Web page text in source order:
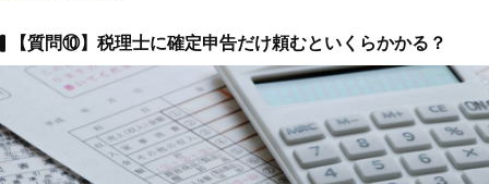
【質問⑩】税理士に確定申告だけ頼むといくらかかる？